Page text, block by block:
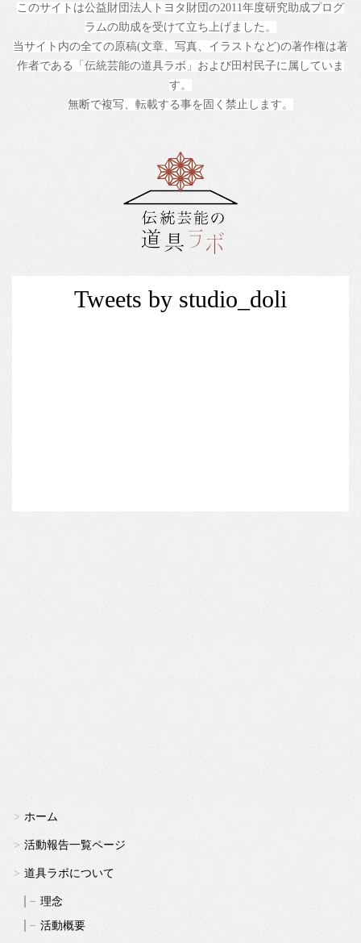
このサイトは公益財団法人トヨタ財団の2011年度研究助成プログ
ラムの助成を受けて立ち上げました。
当サイト内の全ての原稿(文章、写真、イラストなど)の著作権は著
作者である「伝統芸能の道具ラボ」および田村民子に属していま
す。
無断で複写、転載する事を固く禁止します。
Tweets by studio_doli
ホーム
活動報告一覧ページ
道具ラボについて
理念
活動概要